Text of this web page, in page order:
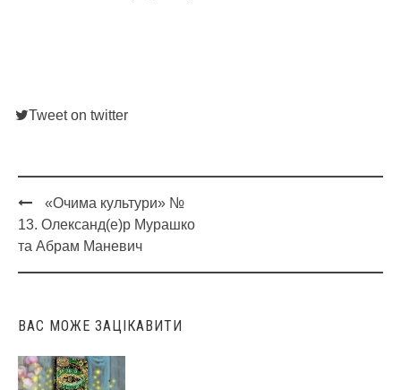
Tweet on twitter
Post
navigation
«Очима культури» №
13. Олександ(е)р Мурашко
та Абрам Маневич
ВАС МОЖЕ ЗАЦІКАВИТИ